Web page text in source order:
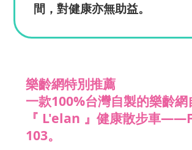
間，對健康亦無助益。
樂齡網特別推薦
一款100%台灣自製的樂齡網
『 L'elan 』健康散步車
103。